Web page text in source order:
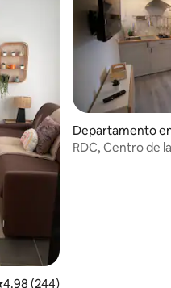
promedio: 4.98 de
4.98 (244)
Departamento
RDC, Centro de